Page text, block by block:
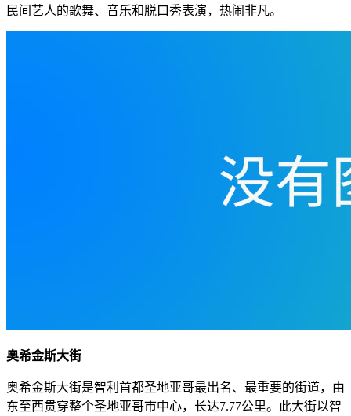
民间艺人的歌舞、音乐和脱口秀表演，热闹非凡。
奥希金斯大街
奥希金斯大街是智利首都圣地亚哥最出名、最重要的街道，由
东至西贯穿整个圣地亚哥市中心，长达7.77公里。此大街以智